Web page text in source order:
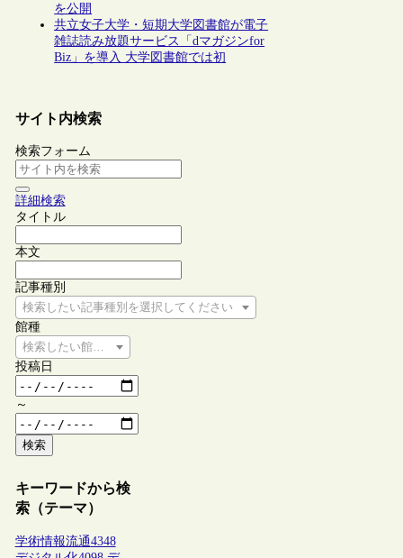
を公開
共立女子大学・短期大学図書館が電子
雑誌読み放題サービス「dマガジンfor
Biz」を導入 大学図書館では初
サイト内検索
検索フォーム
詳細検索
タイトル
本文
記事種別
検索したい記事種別を選択してください
館種
検索したい館種を選択してください
投稿日
～
検索
キーワードから検
索（テーマ）
学術情報流通4348